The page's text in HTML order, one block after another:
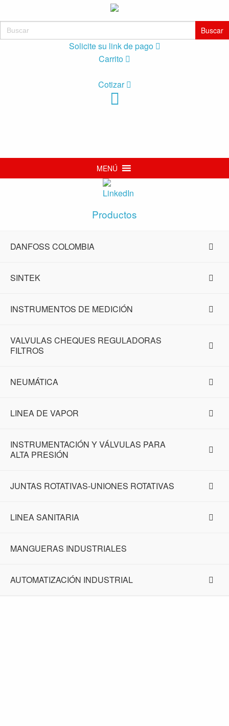
Buscar:
Solicite su link de pago
Carrito
Cotizar
MENÚ
Productos
DANFOSS COLOMBIA
SINTEK
INSTRUMENTOS DE MEDICIÓN
VALVULAS CHEQUES REGULADORAS
FILTROS
NEUMÁTICA
LINEA DE VAPOR
INSTRUMENTACIÓN Y VÁLVULAS PARA
ALTA PRESIÓN
JUNTAS ROTATIVAS-UNIONES ROTATIVAS
LINEA SANITARIA
MANGUERAS INDUSTRIALES
AUTOMATIZACIÓN INDUSTRIAL